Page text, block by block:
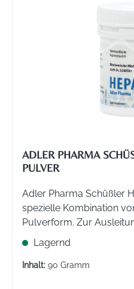
ADLER PHARMA
ULVER
Adler Pharma Schüßler
spezielle Kombination
Pulverform. Zur
oxidativen
Lagernd
Inhalt: 90 Gramm